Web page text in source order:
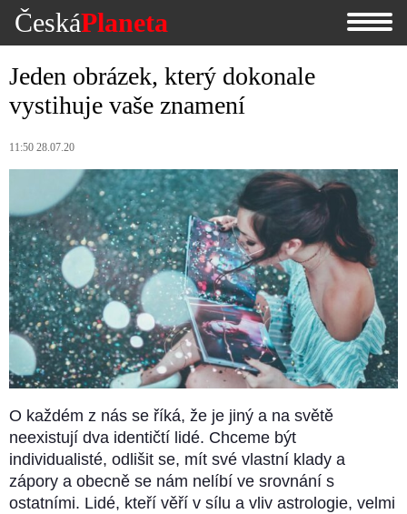
ČeskáPlaneta
Jeden obrázek, který dokonale
vystihuje vaše znamení
11:50 28.07.20
O každém z nás se říká, že je jiný a na světě
neexistují dva identičtí lidé. Chceme být
individualisté, odlišit se, mít své vlastní klady a
zápory a obecně se nám nelíbí ve srovnání s
ostatními. Lidé, kteří věří v sílu a vliv astrologie, velmi